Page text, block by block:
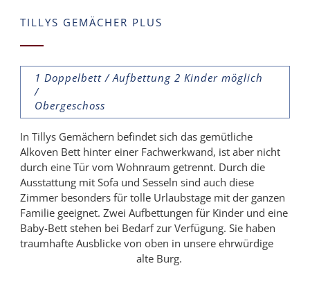
TILLYS GEMÄCHER PLUS
1 Doppelbett / Aufbettung 2 Kinder möglich
/
Obergeschoss
In Tillys Gemächern befindet sich das gemütliche
Alkoven Bett hinter einer Fachwerkwand, ist aber nicht
durch eine Tür vom Wohnraum getrennt. Durch die
Ausstattung mit Sofa und Sesseln sind auch diese
Zimmer besonders für tolle Urlaubstage mit der ganzen
Familie geeignet. Zwei Aufbettungen für Kinder und eine
Baby-Bett stehen bei Bedarf zur Verfügung. Sie haben
traumhafte Ausblicke von oben in unsere ehrwürdige
alte Burg.